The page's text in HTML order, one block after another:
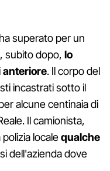
superato per un
subito dopo, lo
anteriore. Il corpo del
incastrati sotto il
alcune centinaia di
Il camionista,
localequalche
dell'azienda dove